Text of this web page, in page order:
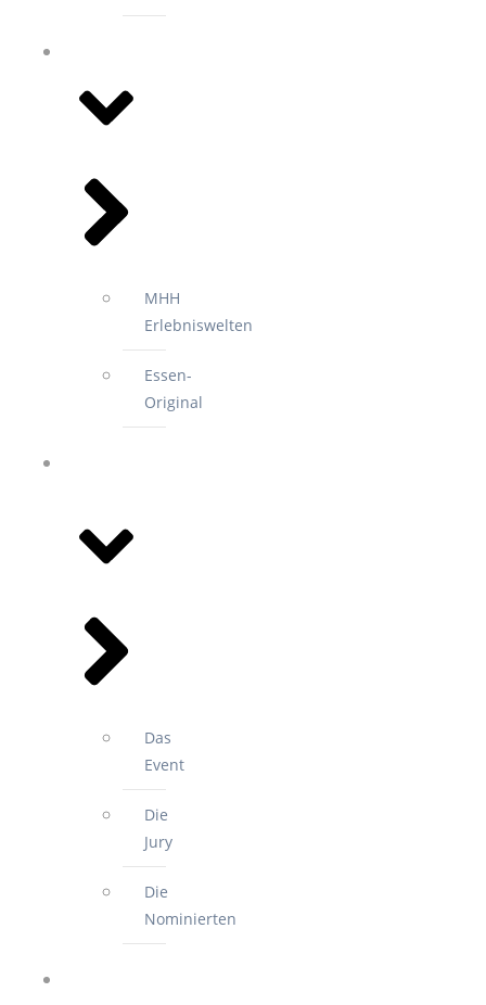
MHH
Erlebniswelten
Essen-
Original
Das
Event
Die
Jury
Die
Nominierten